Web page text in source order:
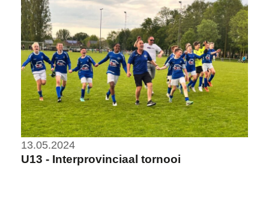
13.05.2024
U13 - Interprovinciaal tornooi